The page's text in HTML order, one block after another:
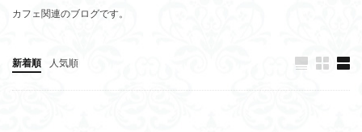
カフェ関連のブログです。
新着順 人気順